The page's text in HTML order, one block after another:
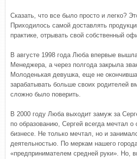
Сказать, что все было просто и легко?
Приходилось самой доставлять
практике, отрывать свой собственный
В августе 1998 года Люба впервые
Менеджера, а через полгода закрыла
Молоденькая девушка, еще не
зарабатывать больше своих родителей
сложно было поверить.
В 2000 году Люба выходит замуж за
по образованию, Сергей всегда мечтал о
бизнесе. Не только мечтал, но и
деятельностью. По меркам нашего
«предпринимателем средней руки». Но,